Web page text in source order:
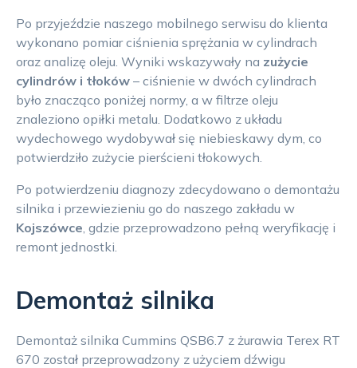
Po przyjeździe naszego mobilnego serwisu do klienta
wykonano pomiar ciśnienia sprężania w cylindrach
oraz analizę oleju. Wyniki wskazywały na zużycie
cylindrów i tłoków – ciśnienie w dwóch cylindrach
było znacząco poniżej normy, a w filtrze oleju
znaleziono opiłki metalu. Dodatkowo z układu
wydechowego wydobywał się niebieskawy dym, co
potwierdziło zużycie pierścieni tłokowych.
Po potwierdzeniu diagnozy zdecydowano o demontażu
silnika i przewiezieniu go do naszego zakładu w
Kojszówce, gdzie przeprowadzono pełną weryfikację i
remont jednostki.
Demontaż silnika
Demontaż silnika Cummins QSB6.7 z żurawia Terex RT
670 został przeprowadzony z użyciem dźwigu